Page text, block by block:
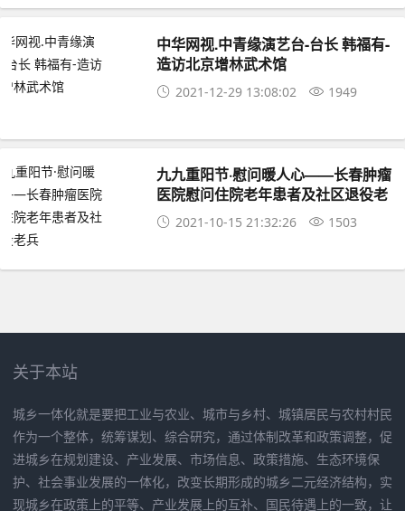
中华网视.中青缘演艺台-台长 韩福有-
造访北京增林武术馆
2021-12-29 13:08:02 1949
九九重阳节·慰问暖人心——长春肿瘤
医院慰问住院老年患者及社区退役老
兵 2021-10-15 21:32:26 1503
关于本站
城乡一体化就是要把工业与农业、城市与乡村、城镇居民与农村村民
作为一个整体，统筹谋划、综合研究，通过体制改革和政策调整，促
进城乡在规划建设、产业发展、市场信息、政策措施、生态环境保
护、社会事业发展的一体化，改变长期形成的城乡二元经济结构，实
现城乡在政策上的平等、产业发展上的互补、国民待遇上的一致，让